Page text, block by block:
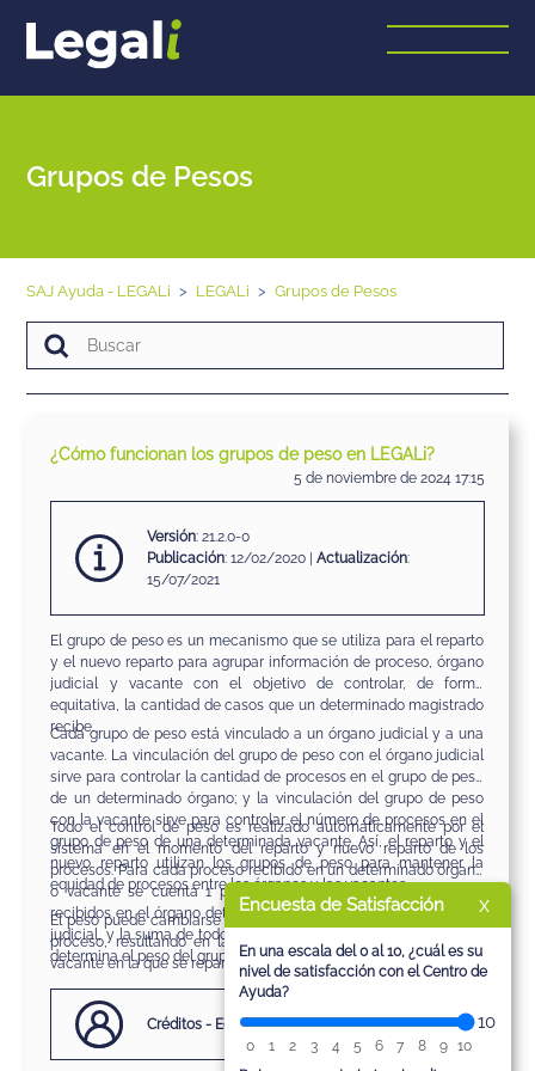
Grupos de Pesos
SAJ Ayuda - LEGALi LEGALi Grupos de Pesos
¿Cómo funcionan los grupos de peso en LEGALi?
5 de noviembre de 2024 17:15
Versión: 21.2.0-0
Publicación: 12/02/2020 |Actualización:
15/07/2021
El grupo de peso es un mecanismo que se utiliza para el reparto
y el nuevo reparto para agrupar información de proceso, órgano
judicial y vacante con el objetivo de controlar, de forma
equitativa, la cantidad de casos que un determinado magistrado
recibe.
Cada grupo de peso está vinculado a un órgano judicial y a una
vacante. La vinculación del grupo de peso con el órgano judicial
sirve para controlar la cantidad de procesos en el grupo de peso
de un determinado órgano; y la vinculación del grupo de peso
con la vacante sirve para controlar el número de procesos en el
grupo de peso de una determinada vacante. Así, el reparto y el
nuevo reparto utilizan los grupos de peso para mantener la
equidad de procesos entre los órganos y las vacantes.
Todo el control de peso es realizado automáticamente por el
sistema en el momento del reparto y nuevo reparto de los
procesos. Para cada proceso recibido en un determinado órgano
o vacante se cuenta 1 peso, la suma de todos los procesos
recibidos en el órgano determina el peso en el grupo del órgano
judicial, y la suma de todos los procesos recibidos en la vacante
determina el peso del grupo en la vacante.
El peso puede cambiarse en situaciones de nuevo reparto de un
proceso, resultando en la retirada de 1 peso del órgano y la
vacante en la que se repartió el proceso.
Créditos - Equipo Softplan
Encuesta de Satisfacción x
En una escala del 0 al 10, ¿cuál es su
nivel de satisfacción con el Centro de
Ayuda?
10
0 1 2 3 4 5 6 7 8 9
10